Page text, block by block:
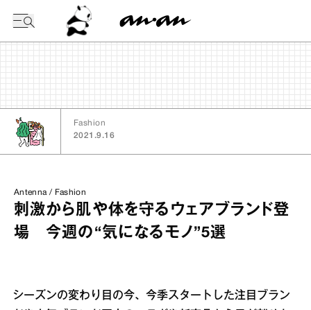
Fashion
2021.9.16
Antenna / Fashion
刺激から肌や体を守るウェアブランド登
場 今週の“気になるモノ”5選
シーズンの変わり目の今、今季スタートした注目ブラン